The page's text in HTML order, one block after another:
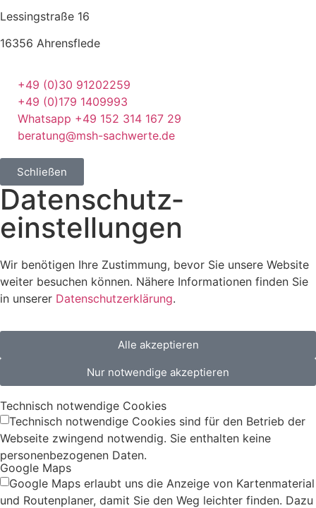
Lessingstraße 16
16356 Ahrensflede
+49 (0)30 91202259
+49 (0)179 1409993
Whatsapp +49 152 314 167 29
beratung@msh-sachwerte.de
Schließen
Datenschutz­
einstellungen
Wir benötigen Ihre Zustimmung, bevor Sie unsere Website
weiter besuchen können. Nähere Informationen finden Sie
in unserer Datenschutzerklärung.
Alle akzeptieren
Nur notwendige akzeptieren
Technisch notwendige Cookies
Technisch notwendige Cookies sind für den Betrieb der
Webseite zwingend notwendig. Sie enthalten keine
personenbezogenen Daten.
Google Maps
Google Maps erlaubt uns die Anzeige von Kartenmaterial
und Routenplaner, damit Sie den Weg leichter finden. Dazu